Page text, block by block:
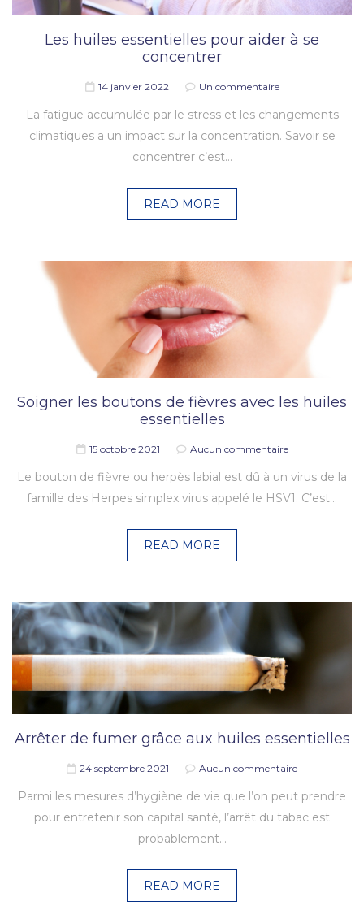
Les huiles essentielles pour aider à se
concentrer
14 janvier 2022 Un commentaire
La fatigue accumulée par le stress et les changements
climatiques a un impact sur la concentration. Savoir se
concentrer c’est…
READ MORE
Soigner les boutons de fièvres avec les huiles
essentielles
15 octobre 2021 Aucun commentaire
Le bouton de fièvre ou herpès labial est dû à un virus de la
famille des Herpes simplex virus appelé le HSV1. C’est…
READ MORE
Arrêter de fumer grâce aux huiles essentielles
24 septembre 2021 Aucun commentaire
Parmi les mesures d’hygiène de vie que l’on peut prendre
pour entretenir son capital santé, l’arrêt du tabac est
probablement…
READ MORE